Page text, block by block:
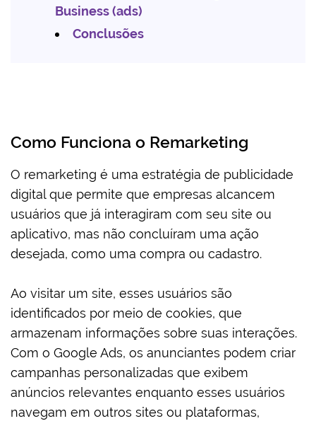
Business (ads)
Conclusões
Como Funciona o Remarketing
O remarketing é uma estratégia de publicidade
digital que permite que empresas alcancem
usuários que já interagiram com seu site ou
aplicativo, mas não concluíram uma ação
desejada, como uma compra ou cadastro.
Ao visitar um site, esses usuários são
identificados por meio de cookies, que
armazenam informações sobre suas interações.
Com o Google Ads, os anunciantes podem criar
campanhas personalizadas que exibem
anúncios relevantes enquanto esses usuários
navegam em outros sites ou plataformas,